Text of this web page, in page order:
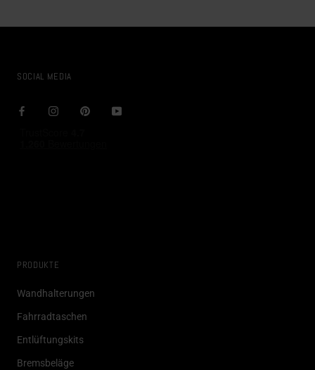
SOCIAL MEDIA
PRODUKTE
Wandhalterungen
Fahrradtaschen
Entlüftungskits
Bremsbeläge